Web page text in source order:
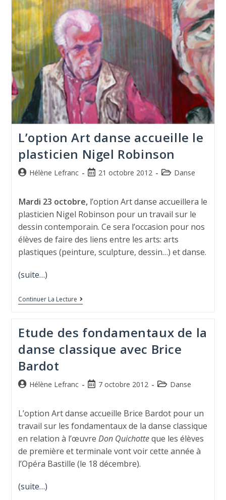
L’option Art danse accueille le
plasticien Nigel Robinson
Hélène Lefranc 21 octobre 2012 Danse
Mardi 23 octobre,l’option Art danse accueillera le
plasticien Nigel Robinson pour un travail sur le
dessin contemporain. Ce sera l’occasion pour nos
élèves de faire des liens entre les arts: arts
plastiques (peinture, sculpture, dessin…) et danse.
(suite…)
Continuer La Lecture
Etude des fondamentaux de la
danse classique avec Brice
Bardot
Hélène Lefranc 7 octobre 2012 Danse
L’option Art danse accueille Brice Bardot pour un
travail sur les fondamentaux de la danse classique
en relation à l’œuvre Don Quichotteque les élèves
de première et terminale vont voir cette année à
l’Opéra Bastille (le 18 décembre).
(suite…)